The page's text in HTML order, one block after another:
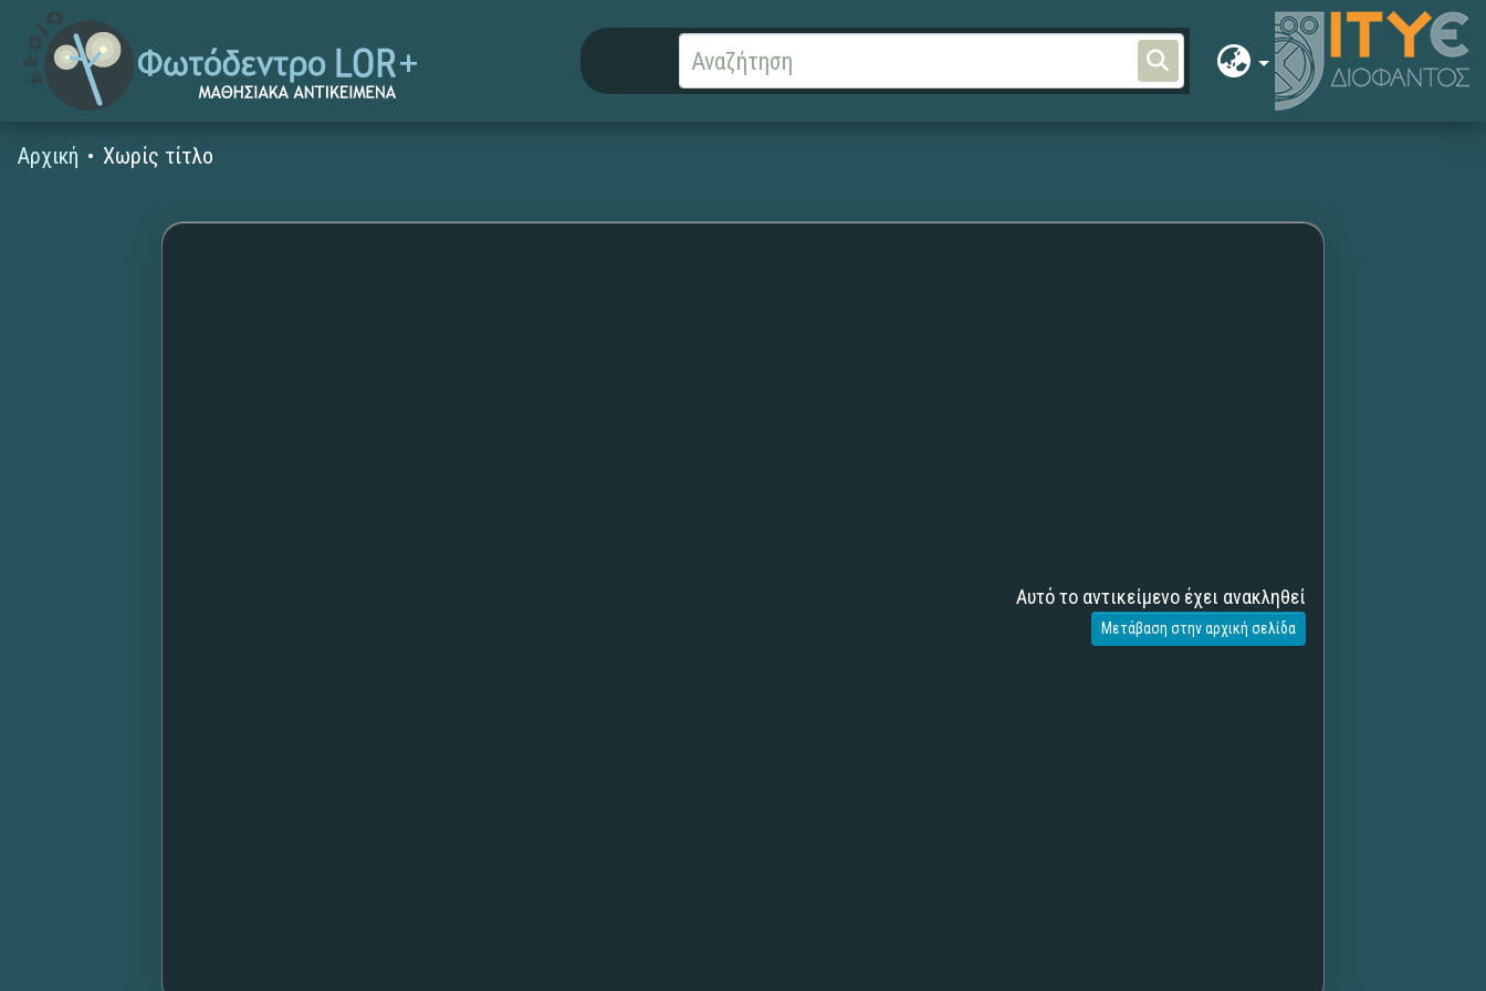
Αρχική Χωρίς τίτλο
Αυτό το αντικείμενο έχει ανακληθεί
Μετάβαση στην αρχική σελίδα